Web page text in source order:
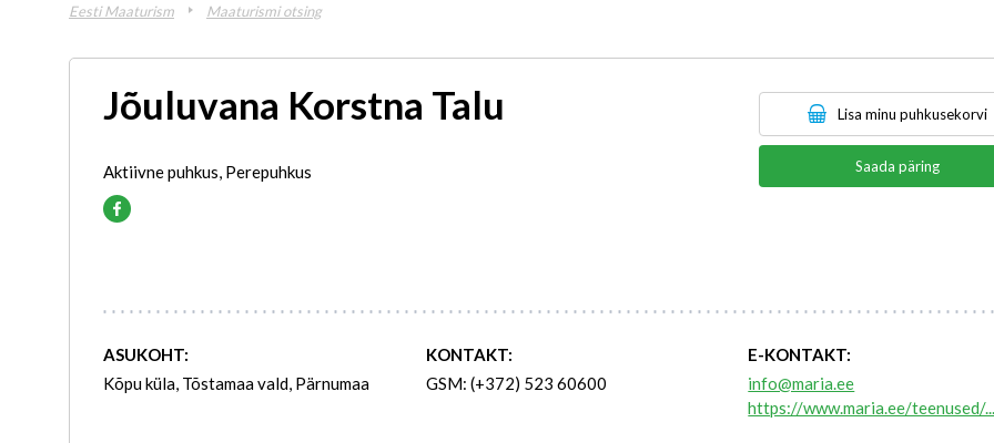
Eesti Maaturism Maaturismi otsing
Jõuluvana Korstna Talu
Aktiivne puhkus, Perepuhkus
Lisa minu puhkusekorvi
Saada päring
ASUKOHT:
Kõpu küla, Tõstamaa vald, Pärnumaa
KONTAKT:
GSM: (+372) 523 60600
E-KONTAKT:
info@maria.ee
https://www.maria.ee/teenused/...